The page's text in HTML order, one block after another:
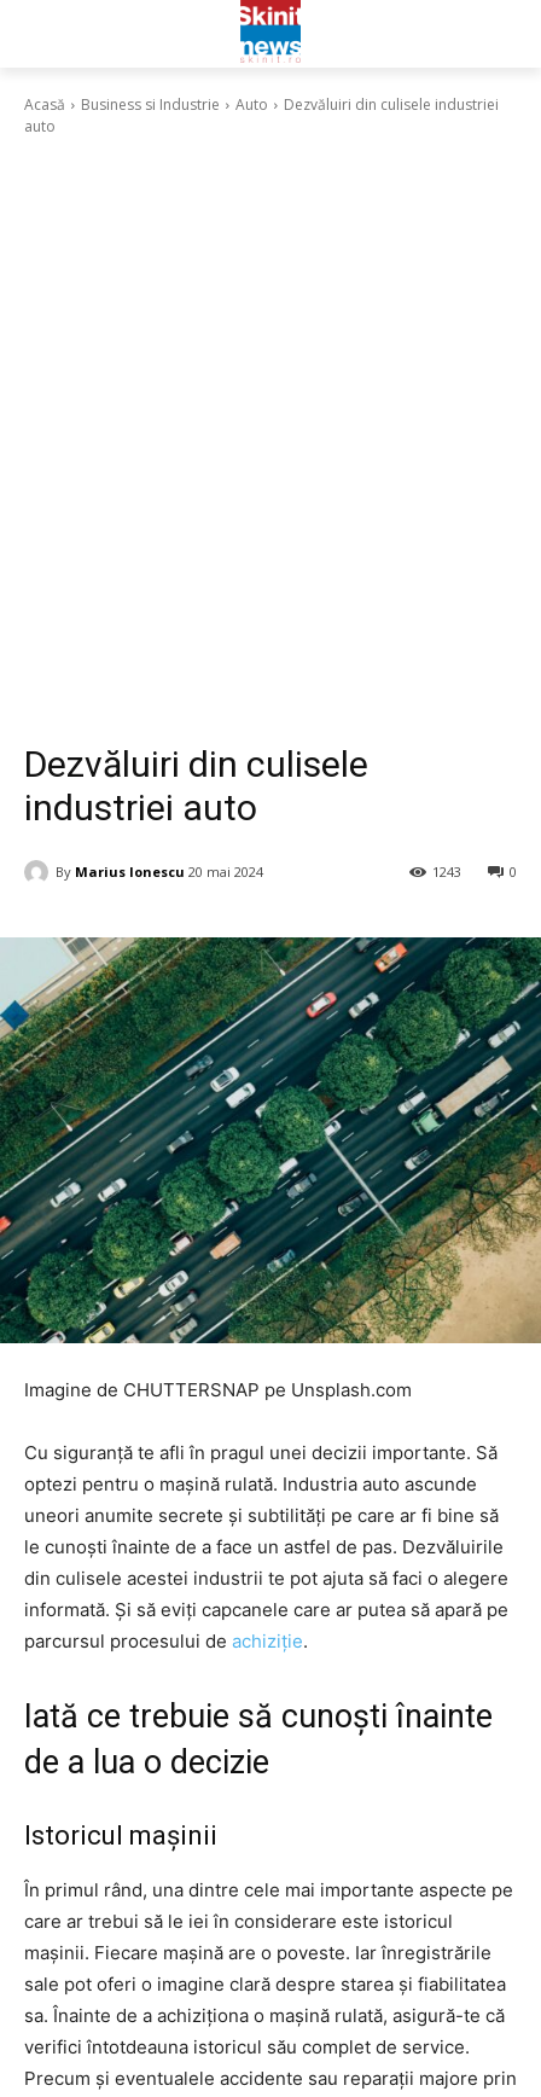
Acasă Business si Industrie Auto
Dezvăluiri din culisele industriei
auto
Dezvăluiri din culisele
industriei auto
By Marius Ionescu 20 mai 2024 0
1243
Imagine de CHUTTERSNAP pe Unsplash.com
Cu siguranță te afli în pragul unei decizii importante. Să
optezi pentru o mașină rulată. Industria auto ascunde
uneori anumite secrete și subtilități pe care ar fi bine să
le cunoști înainte de a face un astfel de pas. Dezvăluirile
din culisele acestei industrii te pot ajuta să faci o alegere
informată. Și să eviți capcanele care ar putea să apară pe
parcursul procesului de achiziție.
Iată ce trebuie să cunoști înainte
de a lua o decizie
Istoricul mașinii
În primul rând, una dintre cele mai importante aspecte pe
care ar trebui să le iei în considerare este istoricul
mașinii. Fiecare mașină are o poveste. Iar înregistrările
sale pot oferi o imagine clară despre starea și fiabilitatea
sa. Înainte de a achiziționa o mașină rulată, asigură-te că
verifici întotdeauna istoricul său complet de service.
Precum și eventualele accidente sau reparații majore prin